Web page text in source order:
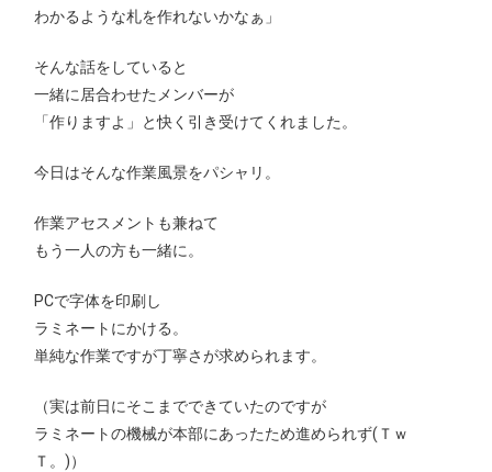
わかるような札を作れないかなぁ」
そんな話をしていると
一緒に居合わせたメンバーが
「作りますよ」と快く引き受けてくれました。
今日はそんな作業風景をパシャリ。
作業アセスメントも兼ねて
もう一人の方も一緒に。
PCで字体を印刷し
ラミネートにかける。
単純な作業ですが丁寧さが求められます。
（実は前日にそこまでできていたのですが
ラミネートの機械が本部にあったため進められず(Ｔｗ
Ｔ。)）